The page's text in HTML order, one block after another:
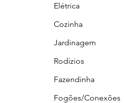
Elétrica
Cozinha
Jardinagem
Rodízios
Fazendinha
Fogões/Conexões